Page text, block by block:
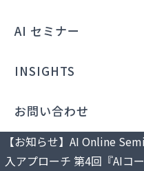
AI セミナー
INSIGHTS
お問い合わせ
【お知らせ】AI Online
入アプローチ 第4回『AIコ